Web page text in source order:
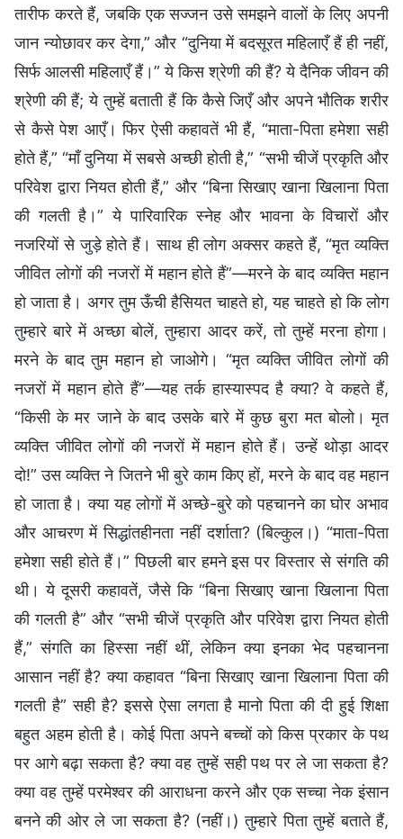
तारीफ करते हैं, जबकि एक सज्जन उसे समझने वालों के लिए अपनी
जान न्योछावर कर देगा,” और “दुनिया में बदसूरत महिलाएँ हैं ही नहीं,
सिर्फ आलसी महिलाएँ हैं।” ये किस श्रेणी की हैं? ये दैनिक जीवन की
श्रेणी की हैं; ये तुम्हें बताती हैं कि कैसे जिएँ और अपने भौतिक शरीर
से कैसे पेश आएँ। फिर ऐसी कहावतें भी हैं, “माता-पिता हमेशा सही
होते हैं,” “माँ दुनिया में सबसे अच्छी होती है,” “सभी चीजें प्रकृति और
परिवेश द्वारा नियत होती हैं,” और “बिना सिखाए खाना खिलाना पिता
की गलती है।” ये पारिवारिक स्नेह और भावना के विचारों और
नजरियों से जुड़े होते हैं। साथ ही लोग अक्सर कहते हैं, “मृत व्यक्ति
जीवित लोगों की नजरों में महान होते हैं”—मरने के बाद व्यक्ति महान
हो जाता है। अगर तुम ऊँची हैसियत चाहते हो, यह चाहते हो कि लोग
तुम्हारे बारे में अच्छा बोलें, तुम्हारा आदर करें, तो तुम्हें मरना होगा।
मरने के बाद तुम महान हो जाओगे। “मृत व्यक्ति जीवित लोगों की
नजरों में महान होते हैं”—यह तर्क हास्यास्पद है क्या? वे कहते हैं,
“किसी के मर जाने के बाद उसके बारे में कुछ बुरा मत बोलो। मृत
व्यक्ति जीवित लोगों की नजरों में महान होते हैं। उन्हें थोड़ा आदर
दो!” उस व्यक्ति ने जितने भी बुरे काम किए हों, मरने के बाद वह महान
हो जाता है। क्या यह लोगों में अच्छे-बुरे को पहचानने का घोर अभाव
और आचरण में सिद्धांतहीनता नहीं दर्शाता? (बिल्कुल।) “माता-पिता
हमेशा सही होते हैं।” पिछली बार हमने इस पर विस्तार से संगति की
थी। ये दूसरी कहावतें, जैसे कि “बिना सिखाए खाना खिलाना पिता
की गलती है” और “सभी चीजें प्रकृति और परिवेश द्वारा नियत होती
हैं,” संगति का हिस्सा नहीं थीं, लेकिन क्या इनका भेद पहचानना
आसान नहीं है? क्या कहावत “बिना सिखाए खाना खिलाना पिता की
गलती है” सही है? इससे ऐसा लगता है मानो पिता की दी हुई शिक्षा
बहुत अहम होती है। कोई पिता अपने बच्चों को किस प्रकार के पथ
पर आगे बढ़ा सकता है? क्या वह तुम्हें सही पथ पर ले जा सकता है?
क्या वह तुम्हें परमेश्वर की आराधना करने और एक सच्चा नेक इंसान
बनने की ओर ले जा सकता है? (नहीं।) तुम्हारे पिता तुम्हें बताते हैं,